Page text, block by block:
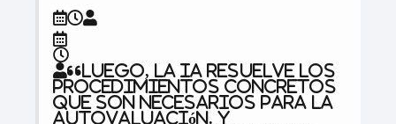
“Luego, la IA resuelve los
procedimientos concretos
que son necesarios para la
autovaluación. Y